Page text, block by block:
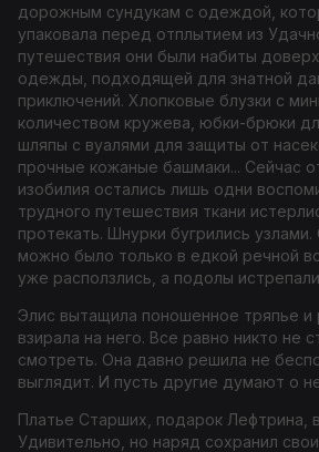
дорожным сундукам с одеждой,
упаковала перед отплытием из
путешествия они были набиты
одежды, подходящей для знатной
приключений. Хлопковые блузки с
количеством кружева, юбки-брюки
шляпы с вуалями для защиты от
прочные кожаные башмаки... Сейчас
изобилия остались лишь одни
трудного путешествия ткани
протекать. Шнурки бугрились
можно было только в едкой речной
уже расползлись, а подолы
Элис вытащила поношенное тряпье и
взирала на него. Все равно никто не
смотреть. Она давно решила не
выглядит. И пусть другие думают о
Платье Старших, подарок Лефтрина,
Удивительно, но наряд сохранил